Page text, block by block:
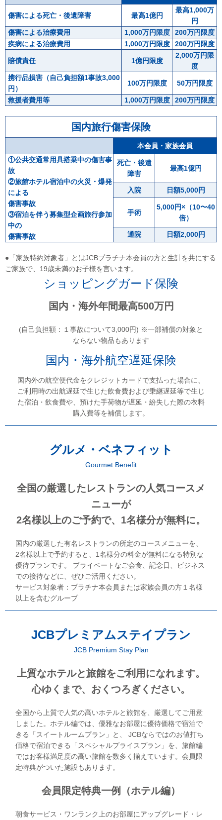
傷害による死亡・後遺障害 最高1億円
最高1,000万
円
傷害による治療費用
1,000万円限度
200万円限度
疾病による治療費用
1,000万円限度 200万円限度
賠償責任 1億円限度
2,000万円限
度
携行品損害（自己負担額1事故3,000
円）
100万円限度 50万円限度
救援者費用等 1,000万円限度 200万円限度
国内旅行傷害保険
本会員・家族会員
①公共交通常用具搭乗中の傷害事
故
②旅館ホテル宿泊中の火災・爆発
による
傷害事故
③宿泊を伴う募集型企画旅行参加
中の
傷害事故
死亡・後遺
障害
最高1億円
入院 日額5,000円
手術
5,000円×（10〜40
倍）
通院 日額2,000円
●「家族特約対象者」とはJCBプラチナ本会員の方と生計を共にする
ご家族で、19歳未満のお子様を言います。
ショッピングガード保険
国内・海外年間最高500万円
(自己負担額：１事故について3,000円) ※一部補償の対象と
ならない物品もあります
国内・海外航空遅延保険
国内外の航空便代金をクレジットカードで支払った場合に、
ご利用時の出航遅延で生じた飲食費および乗継遅延等で生じ
た宿泊・飲食費や、預けた手荷物が遅延・紛失した際の衣料
購入費等を補償します。
グルメ・ベネフィット
Gourmet Benefit
全国の厳選したレストランの人気コースメ
ニューが
2名様以上のご予約で、1名様分が無料に。
国内の厳選した有名レストランの所定のコースメニューを、
2名様以上で予約すると、1名様分の料金が無料になる特別な
優待プランです。 プライベートなご会食、記念日、ビジネス
での接待などに、ぜひご活用ください。
サービス対象者：プラチナ本会員または家族会員の方１名様
以上を含むグループ
JCBプレミアムステイプラン
JCB Premium Stay Plan
上質なホテルと旅館をご利用になれます。
心ゆくまで、おくつろぎください。
全国から上質で人気の高いホテルと旅館を、厳選してご用意
しました。ホテル編では、優雅なお部屋に優待価格で宿泊で
きる「スイートルームプラン」と、 JCBならではのお値打ち
価格で宿泊できる「スペシャルプライスプラン」を、旅館編
ではお客様満足度の高い旅館を数多く揃えています。会員限
定特典がついた施設もあります。
会員限定特典一例（ホテル編）
朝食サービス・ワンランク上のお部屋にアップグレード・レ